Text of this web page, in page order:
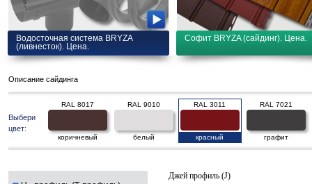
Водосточная система BRYZA
(ливнесток). Цена.
Софит BRYZA (сайдинг). Цена.
Описание сайдинга
Выбери
цвет:
RAL 8017
коричневый
RAL 9010
белый
RAL 3011
красный
RAL 7021
графит
Джей профиль (J)